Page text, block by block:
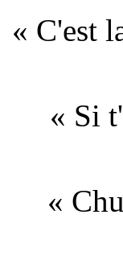
« C'est
« Si
«